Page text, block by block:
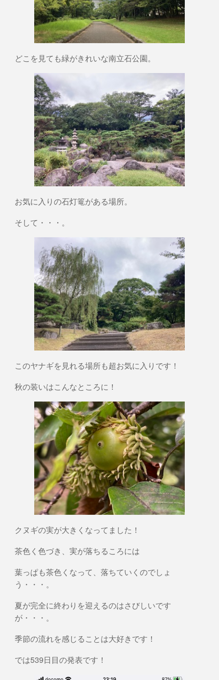
どこを見ても緑がきれいな南立石公園。
お気に入りの石灯篭がある場所。
そして・・・。
このヤナギを見れる場所も超お気に入りです！
秋の装いはこんなところに！
クヌギの実が大きくなってました！
茶色く色づき、実が落ちるころには
葉っぱも茶色くなって、落ちていくのでしょ
う・・・。
夏が完全に終わりを迎えるのはさびしいです
が・・・。
季節の流れを感じることは大好きです！
では539日目の発表です！